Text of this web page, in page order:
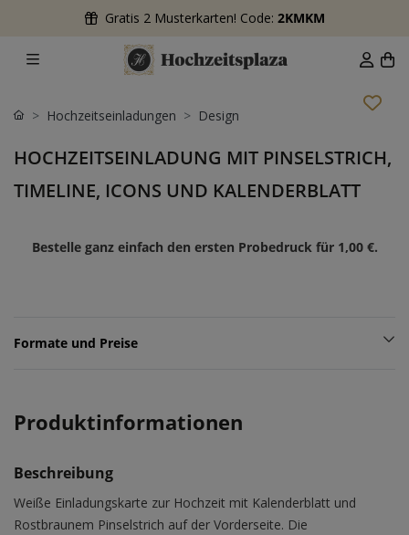
Gratis 2 Musterkarten! Code: 2KMKM
Hochzeitseinladungen Design
HOCHZEITSEINLADUNG MIT PINSELSTRICH,
TIMELINE, ICONS UND KALENDERBLATT
Bestelle ganz einfach den ersten Probedruck für 1,00 €.
Formate und Preise
Produktinformationen
Beschreibung
Weiße Einladungskarte zur Hochzeit mit Kalenderblatt und
Rostbraunem Pinselstrich auf der Vorderseite. Die